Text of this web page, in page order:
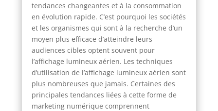
tendances changeantes et à la consommation
en évolution rapide. C’est pourquoi les sociétés
et les organismes qui sont à la recherche d’un
moyen plus efficace d’atteindre leurs
audiences cibles optent souvent pour
l’affichage lumineux aérien. Les techniques
d’utilisation de l’affichage lumineux aérien sont
plus nombreuses que jamais. Certaines des
principales tendances liées à cette forme de
marketing numérique comprennent